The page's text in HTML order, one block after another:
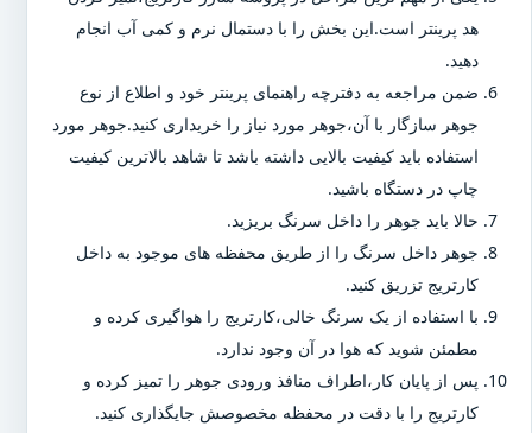
هد پرینتر است.این بخش را با دستمال نرم و کمی آب انجام
دهید.
ضمن مراجعه به دفترچه راهنمای پرینتر خود و اطلاع از نوع
جوهر سازگار با آن،جوهر مورد نیاز را خریداری کنید.جوهر مورد
استفاده باید کیفیت بالایی داشته باشد تا شاهد بالاترین کیفیت
چاپ در دستگاه باشید.
حالا باید جوهر را داخل سرنگ بریزید.
جوهر داخل سرنگ را از طریق محفظه های موجود به داخل
کارتریج تزریق کنید.
با استفاده از یک سرنگ خالی،کارتریج را هواگیری کرده و
مطمئن شوید که هوا در آن وجود ندارد.
پس از پایان کار،اطراف منافذ ورودی جوهر را تمیز کرده و
کارتریج را با دقت در محفظه مخصوصش جایگذاری کنید.